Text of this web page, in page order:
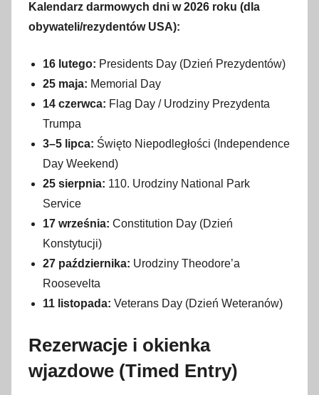
Kalendarz darmowych dni w 2026 roku (dla
obywateli/rezydentów USA):
16 lutego: Presidents Day (Dzień Prezydentów)
25 maja: Memorial Day
14 czerwca: Flag Day / Urodziny Prezydenta
Trumpa
3–5 lipca: Święto Niepodległości (Independence
Day Weekend)
25 sierpnia: 110. Urodziny National Park
Service
17 września: Constitution Day (Dzień
Konstytucji)
27 października: Urodziny Theodore’a
Roosevelta
11 listopada: Veterans Day (Dzień Weteranów)
Rezerwacje i okienka
wjazdowe (Timed Entry)